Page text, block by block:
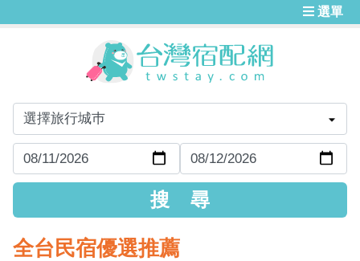
選單
全台民宿優選推薦